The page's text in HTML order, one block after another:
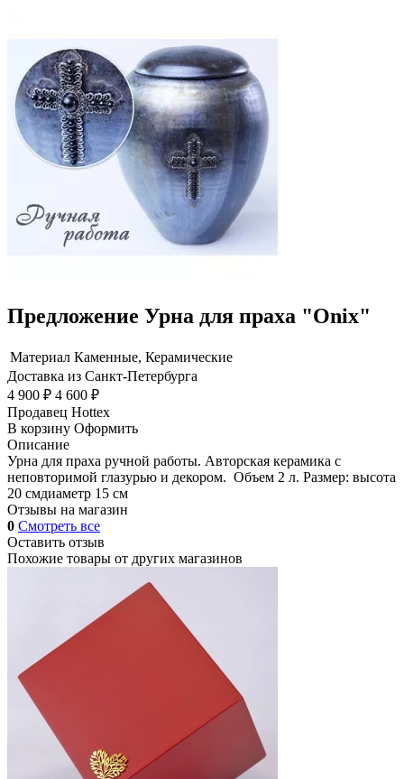
Предложение Урна для праха "Onix"
Материал Каменные, Керамические
Доставка из Санкт-Петербурга
4 900 ₽ 4 600 ₽
Продавец Hottex
В корзину Оформить
Описание
Урна для праха ручной работы. Авторская керамика с
неповторимой глазурью и декором. Объем 2 л. Размер: высота
20 смдиаметр 15 см
Отзывы на магазин
0 Смотреть все
Оставить отзыв
Похожие товары от других магазинов